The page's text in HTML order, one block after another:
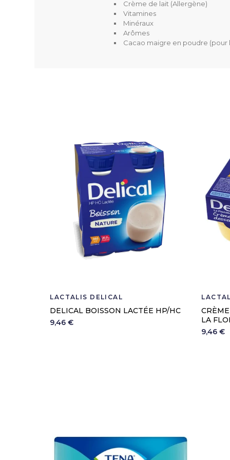
Crème de lait (Allergène)
Vitamines
Minéraux
Arômes
Cacao maigre en poudre (pour
LACTALIS DELICAL
DELICAL BOISSON LACTÉE HP/HC
9,46 €
LA
9,46 €